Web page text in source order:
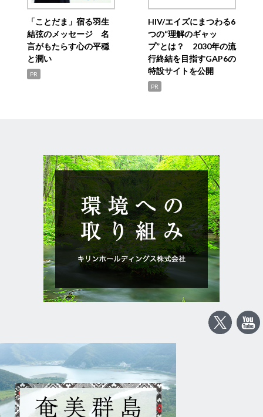
「ことだま」宿る羽生
結弦のメッセージ 名
言がもたらす心の平穏
と潤い
PR
HIV/エイズにまつわる6
つの“理解のギャッ
プ”とは？ 2030年の流
行終結を目指すGAP6の
特設サイトを公開
PR